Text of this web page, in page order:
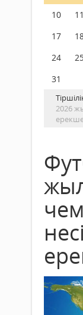
10
11
17
24
31
2026